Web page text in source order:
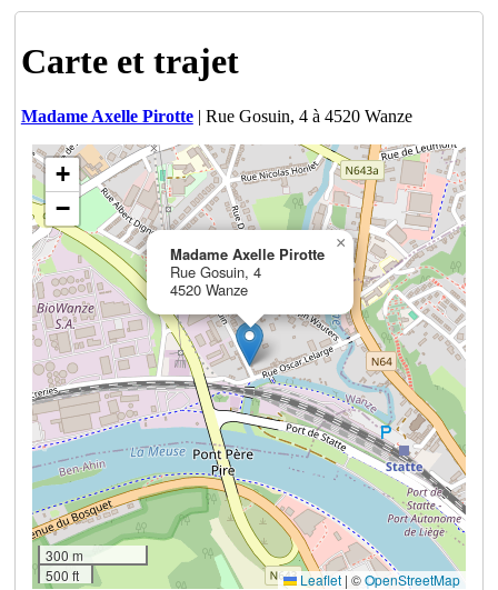
Carte et trajet
Madame Axelle Pirotte| Rue Gosuin, 4 à 4520 Wanze
Madame Axelle Pirotte
Rue Gosuin, 4
4520 Wanze
×
+
−
300 m
500 ft
Leaflet | ©OpenStreetMap